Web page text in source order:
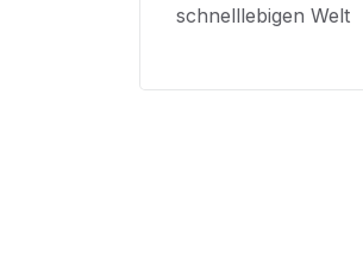
schnelllebigen Welt